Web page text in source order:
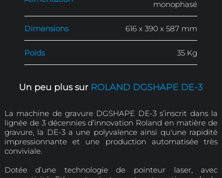
Vitesse d'usinage
Axe Z : 6-1800
maximale du
(38 mm
Interfaces USB ou
240V AC,